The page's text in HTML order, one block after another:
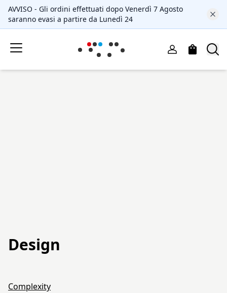
AVVISO - Gli ordini effettuati dopo Venerdì 7 Agosto
saranno evasi a partire da Lunedì 24
Design
Complexity